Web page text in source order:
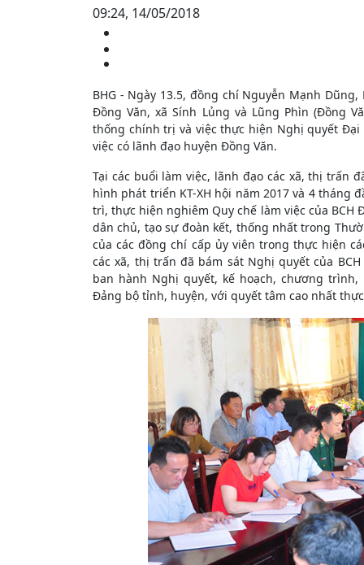
09:24, 14/05/2018
BHG - Ngày 13.5, đồng chí Nguyễn Mạnh
Đồng Văn, xã Sính Lủng và Lũng Phìn (Đồng
thống chính trị và việc thực hiện Nghị quyết Đại
việc có lãnh đạo huyện Đồng Văn.
Tại các buổi làm việc, lãnh đạo các xã, thị trấn
hình phát triển KT-XH hội năm 2017 và 4 tháng
trì, thực hiện nghiêm Quy chế làm việc của
dân chủ, tạo sự đoàn kết, thống nhất trong
của các đồng chí cấp ủy viên trong thực hiện
các xã, thị trấn đã bám sát Nghị quyết của
ban hành Nghị quyết, kế hoạch, chương
Đảng bộ tỉnh, huyện, với quyết tâm cao nhất